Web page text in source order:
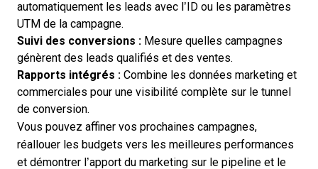
automatiquement les leads avec l’ID ou les paramètres
UTM de la campagne.
Suivi des conversions : Mesure quelles campagnes
génèrent des leads qualifiés et des ventes.
Rapports intégrés : Combine les données marketing et
commerciales pour une visibilité complète sur le tunnel
de conversion.
Vous pouvez affiner vos prochaines campagnes,
réallouer les budgets vers les meilleures performances
et démontrer l’apport du marketing sur le pipeline et le